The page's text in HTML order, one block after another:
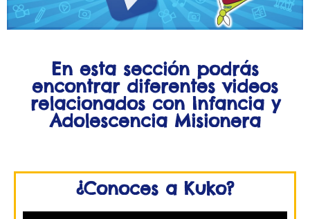
EVENTOS
En esta sección podrás
encontrar diferentes videos
relacionados con Infancia y
Adolescencia Misionera
¿Conoces a Kuko?